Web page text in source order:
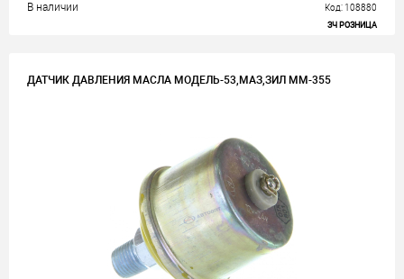
В наличии Код: 108880
ЗЧ РОЗНИЦА
ДАТЧИК ДАВЛЕНИЯ МАСЛА МОДЕЛЬ-53,МАЗ,ЗИЛ ММ-355